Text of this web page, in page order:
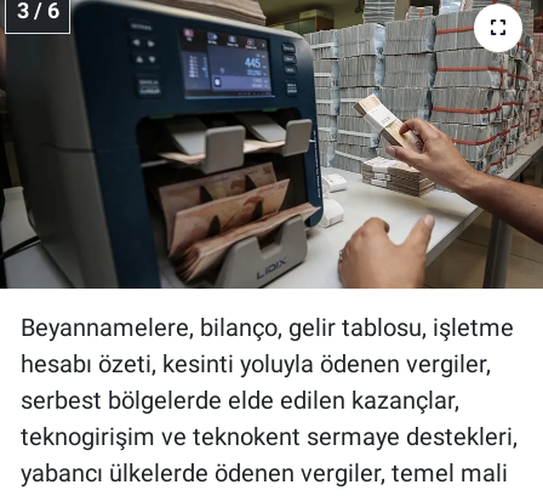
3 / 6
Beyannamelere, bilanço, gelir tablosu, işletme
hesabı özeti, kesinti yoluyla ödenen vergiler,
serbest bölgelerde elde edilen kazançlar,
teknogirişim ve teknokent sermaye destekleri,
yabancı ülkelerde ödenen vergiler, temel mali